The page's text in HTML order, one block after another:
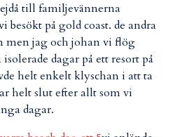
till familjevännerna
besökt på gold coast. de andra
men jag och johan vi flög
dagar på ett resort på
helt enkelt klyschan i att ta
helt slut efter allt som vi
dagar.